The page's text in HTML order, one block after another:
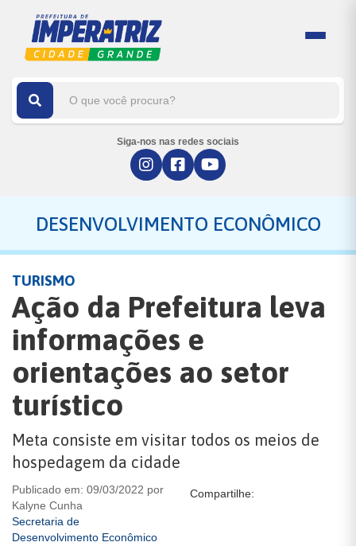
Siga-nos nas redes sociais
DESENVOLVIMENTO ECONÔMICO
TURISMO
Ação da Prefeitura leva
informações e
orientações ao setor
turístico
Meta consiste em visitar todos os meios de
hospedagem da cidade
Publicado em: 09/03/2022 por
Kalyne Cunha
Secretaria de
Desenvolvimento Econômico
Compartilhe: